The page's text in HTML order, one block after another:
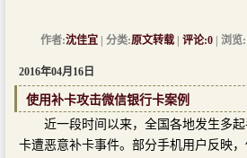
作者:沈佳宜 | 分类:原文转载 评论:0 | 浏览
2016年04月16日
使用补卡攻击微信银行卡案例
近一段时间以来，全国各地发生多起
卡遭恶意补卡事件。部分手机用户反映